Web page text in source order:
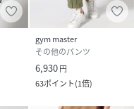
gym master
その他のパンツ
6,930円
63ポイント(1倍)